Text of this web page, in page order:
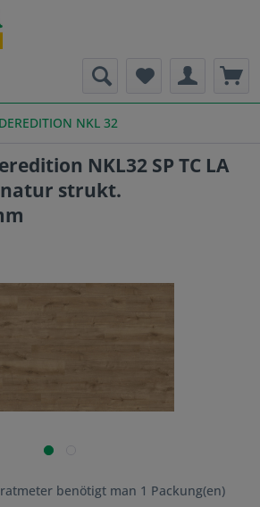
NKL 32
NKL32 SP TC LA
natur strukt.
benötigt man 1 Packung(en)